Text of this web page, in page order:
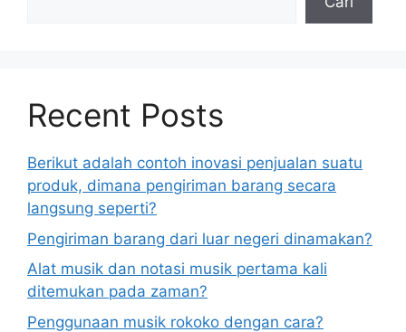
Recent Posts
Berikut adalah contoh inovasi penjualan suatu
produk, dimana pengiriman barang secara
langsung seperti?
Pengiriman barang dari luar negeri dinamakan?
Alat musik dan notasi musik pertama kali
ditemukan pada zaman?
Penggunaan musik rokoko dengan cara?